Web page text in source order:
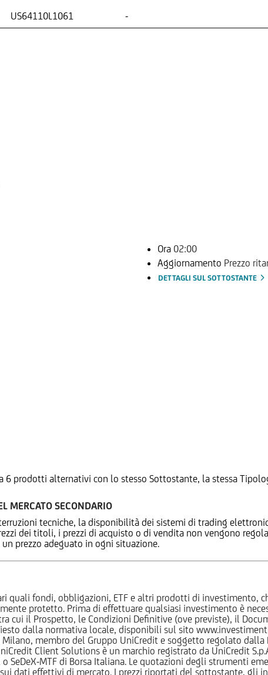
US64110L1061 -
Ora 02:00
Aggiornamento Prezzo
DETTAGLI SUL SOTTOSTANTE
prodotti alternativi con lo stesso Sottostante, la stessa
MERCATO SECONDARIO
tecniche, la disponibilità dei sistemi di trading
dei titoli, i prezzi di acquisto o di vendita non vengono
prezzo adeguato in ogni situazione.
quali fondi, obbligazioni, ETF e altri prodotti di investimento,
protetto. Prima di effettuare qualsiasi investimento è
cui il Prospetto, le Condizioni Definitive (ove previste), il
dalla normativa locale, disponibili sul sito
membro del Gruppo UniCredit e soggetto regolato
Client Solutions è un marchio registrato da UniCredit
SeDeX-MTF di Borsa Italiana. Le quotazioni degli strumenti
dati effettivi di mercato. I prezzi riportati del sottostante, gli